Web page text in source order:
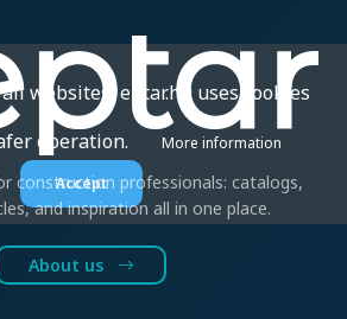
construction professionals: catalogs,
and inspiration all in one place.
About us
websites, eptar.hu uses cookies
operation.
More information
Accept